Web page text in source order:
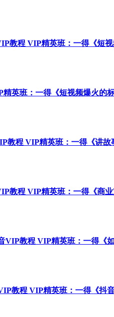
教程 VIP精英班：一得《短视
精英班：一得《短视频爆火的
教程 VIP精英班：一得《讲故
教程 VIP精英班：一得《商业
VIP教程 VIP精英班：一得《
教程 VIP精英班：一得《抖